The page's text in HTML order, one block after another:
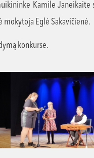
Kamile Janeikaite
mokytoja Eglė Sakavičienė.
konkurse.